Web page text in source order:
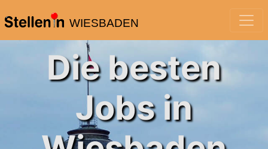
WIESBADEN
Die besten
Jobs in